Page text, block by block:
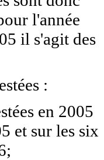
l'année
il s'agit des
:
en 2005
et sur les six